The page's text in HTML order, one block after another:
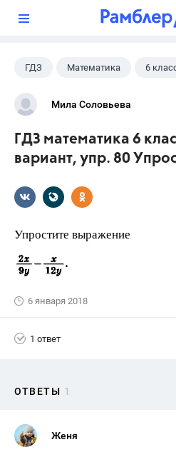
ГДЗ Математика 6
Чесноков А.С.
Мила Соловьева
ГДЗ математика 6
вариант, упр. 80
Упростите выражение
6 января 2018
1 ответ
ОТВЕТЫ 1
Женя